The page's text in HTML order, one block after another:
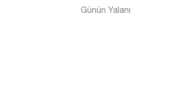
Denizli
Günün Yalanı